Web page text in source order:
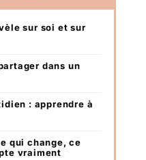
sur soi et sur
dans un
: apprendre à
qui change, ce
vraiment